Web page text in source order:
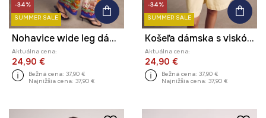
-34%
SUMMER SALE
Nohavice wide leg dámske s viskózou high waist z kolekcie Kit Mizeres x Medicine
Aktuálna cena:
24,90 €
Bežná cena: 37,90 €
Najnižšia cena: 37,90 €
-34%
SUMMER SALE
Košeľa dámska s viskózou z kolekcie Kit Mizeres x Medicine
Aktuálna cena:
24,90 €
Bežná cena: 37,90 €
Najnižšia cena: 37,90 €